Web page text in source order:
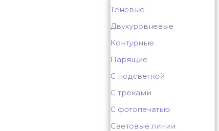
Теневые
Двухуровневые
Контурные
Парящие
С подсветкой
С треками
С фотопечатью
Световые линии